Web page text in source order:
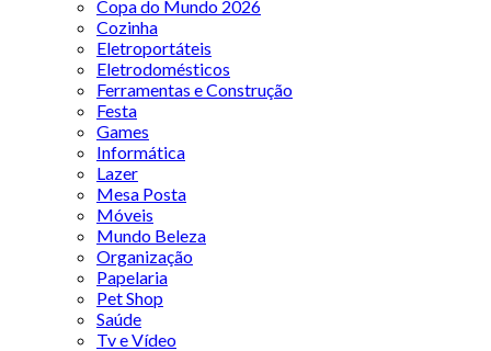
Copa do Mundo 2026
Cozinha
Eletroportáteis
Eletrodomésticos
Ferramentas e Construção
Festa
Games
Informática
Lazer
Mesa Posta
Móveis
Mundo Beleza
Organização
Papelaria
Pet Shop
Saúde
Tv e Vídeo